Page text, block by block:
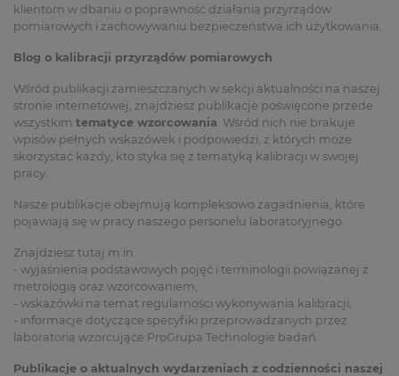
klientom w dbaniu o poprawność działania przyrządów
pomiarowych i zachowywaniu bezpieczeństwa ich użytkowania.
Blog o kalibracji przyrządów pomiarowych
Wśród publikacji zamieszczanych w sekcji aktualności na naszej
stronie internetowej, znajdziesz publikacje poświęcone przede
wszystkim tematyce wzorcowania . Wśród nich nie brakuje
wpisów pełnych wskazówek i podpowiedzi, z których może
skorzystać każdy, kto styka się z tematyką kalibracji w swojej
pracy.
Nasze publikacje obejmują kompleksowo zagadnienia, które
pojawiają się w pracy naszego personelu laboratoryjnego.
Znajdziesz tutaj m.in.:
- wyjaśnienia podstawowych pojęć i terminologii powiązanej z
metrologią oraz wzorcowaniem,
- wskazówki na temat regularności wykonywania kalibracji,
- informacje dotyczące specyfiki przeprowadzanych przez
laboratoria wzorcujące ProGrupa Technologie badań.
Publikacje o aktualnych wydarzeniach z codzienności naszej